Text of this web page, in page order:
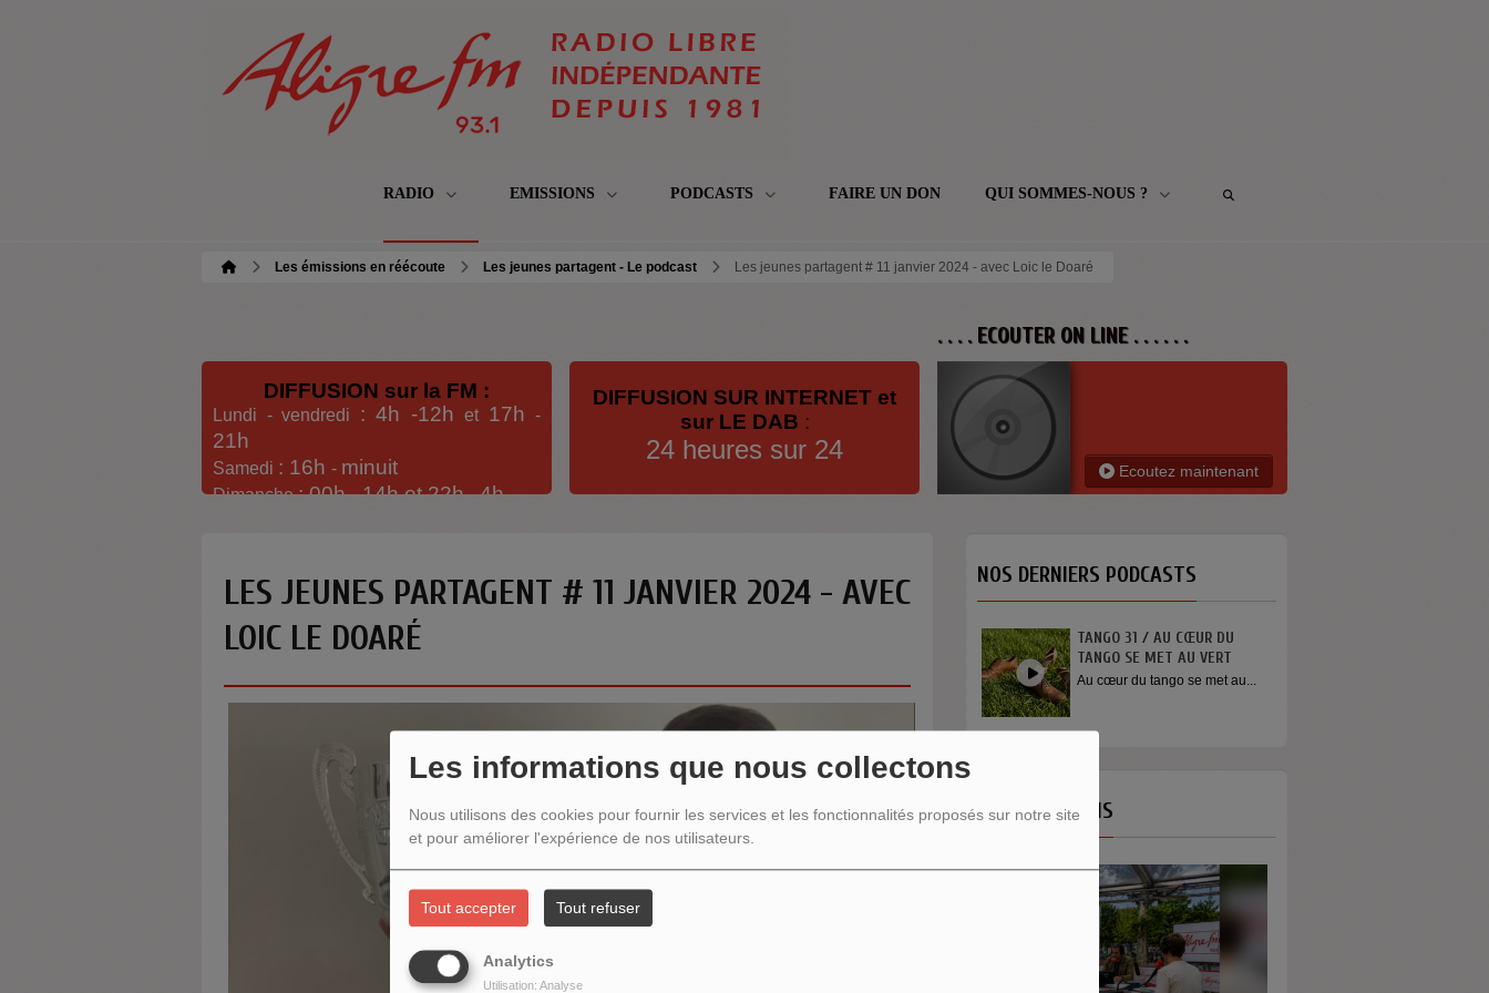
Les informations que nous collectons
Nous utilisons des cookies pour fournir les services et les fonctionnalités proposés sur notre site
et pour améliorer l'expérience de nos utilisateurs.
Tout accepter Tout refuser
Analytics
Utilisation: Analyse
RADIO EMISSIONS PODCASTS FAIRE UN DON QUI SOMMES-NOUS ?
Les émissions en réécoute Les jeunes partagent - Le podcast Les jeunes partagent # 11 janvier 2024 - avec Loic le Doaré
DIFFUSION sur la FM :
Lundi - vendredi : 4h -12h et 17h -
21h
Samedi : 16h - minuit
Dimanche: 00h -14h et 22h-4h
DIFFUSION SUR INTERNET et
sur LE DAB :
24 heures sur 24
. . . . ECOUTER ON LINE . . . . . .
Ecoutez maintenant
LES JEUNES PARTAGENT # 11 JANVIER 2024 - AVEC
LOIC LE DOARÉ
NOS DERNIERS PODCASTS
TANGO 31 / AU CŒUR DU
TANGO SE MET AU VERT
Au cœur du tango se met au...
NOS ÉMISSIONS